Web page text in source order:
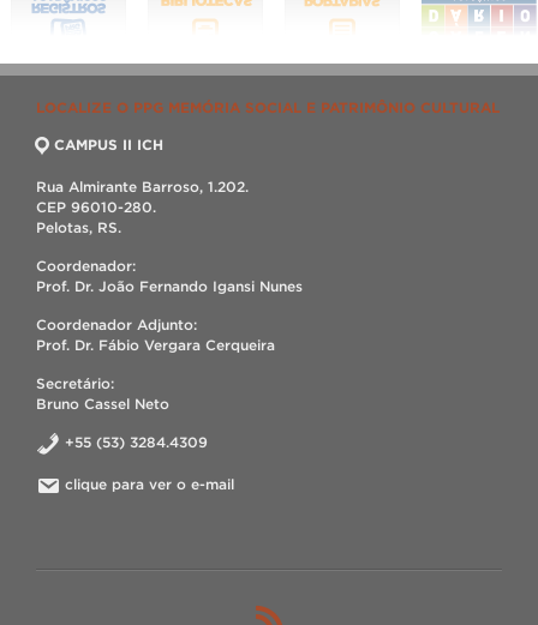
LOCALIZE O PPG MEMÓRIA SOCIAL E PATRIMÔNIO CULTURAL
CAMPUS II ICH
Rua Almirante Barroso, 1.202.
CEP 96010-280.
Pelotas, RS.
Coordenador:
Prof. Dr. João Fernando Igansi Nunes
Coordenador Adjunto:
Prof. Dr. Fábio Vergara Cerqueira
Secretário:
Bruno Cassel Neto
+55 (53) 3284.4309
clique para ver o e-mail